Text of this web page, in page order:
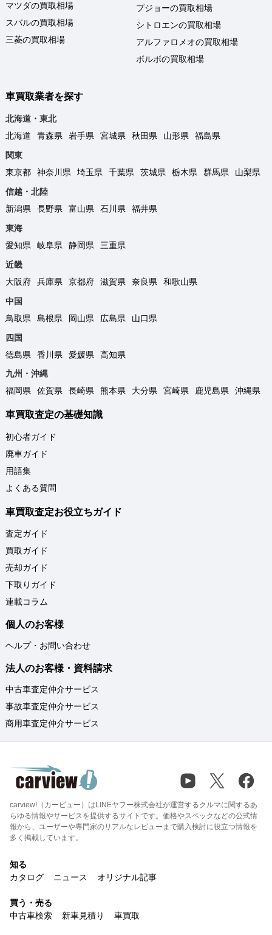
マツダの買取相場
スバルの買取相場
三菱の買取相場
プジョーの買取相場
シトロエンの買取相場
アルファロメオの買取相場
ボルボの買取相場
車買取業者を探す
北海道・東北
北海道
青森県 岩手県 宮城県 秋田県 山形県
福島県
関東
東京都
神奈川県 埼玉県 千葉県 茨城県 栃木県 群馬県
山梨県
信越・北陸
新潟県
長野県 富山県 石川県
福井県
東海
愛知県
岐阜県 静岡県
三重県
近畿
大阪府
兵庫県 京都府 滋賀県 奈良県
和歌山県
中国
鳥取県
島根県 岡山県 広島県
山口県
四国
徳島県
香川県 愛媛県
高知県
九州・沖縄
福岡県
佐賀県 長崎県 熊本県 大分県 宮崎県 鹿児島県 沖縄県
車買取査定の基礎知識
初心者ガイド
廃車ガイド
用語集
よくある質問
車買取査定お役立ちガイド
査定ガイド
買取ガイド
売却ガイド
下取りガイド
連載コラム
個人のお客様
ヘルプ・お問い合わせ
法人のお客様・資料請求
中古車査定仲介サービス
事故車査定仲介サービス
商用車査定仲介サービス
carview!（カービュー）はLINEヤフー株式会社が運営するクルマに関するあ
らゆる情報やサービスを提供するサイトです。価格やスペックなどの公式情
報から、ユーザーや専門家のリアルなレビューまで購入検討に役立つ情報を
多く掲載しています。
知る
カタログ
ニュース オリジナル記事
買う・売る
中古車検索
新車見積り 車買取